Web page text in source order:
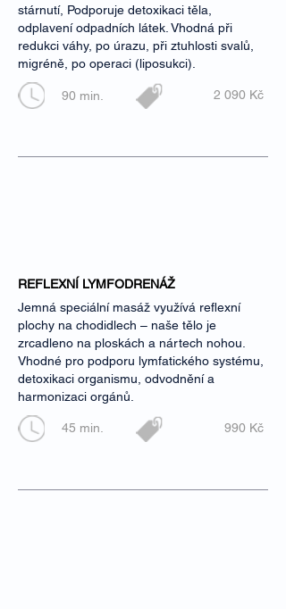
stárnutí, Podporuje detoxikaci těla,
odplavení odpadních látek. Vhodná při
redukci váhy, po úrazu, při ztuhlosti svalů,
migréně, po operaci (liposukci).
90 min. 2 090 Kč
REFLEXNÍ LYMFODRENÁŽ
Jemná speciální masáž využívá reflexní
plochy na chodidlech – naše tělo je
zrcadleno na ploskách a nártech nohou.
Vhodné pro podporu lymfatického systému,
detoxikaci organismu, odvodnění a
harmonizaci orgánů.
45 min. 990 Kč